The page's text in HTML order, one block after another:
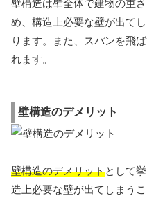
壁構造は壁全体で建物の重
め、構造上必要な壁が出て
ります。また、スパンを飛
れます。
壁構造のデメリット
壁構造のデメリットとして
造上必要な壁が出てしまう